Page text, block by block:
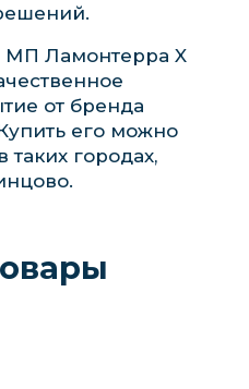
МП Ламонтерра X
от бренда
его можно
таких городах,